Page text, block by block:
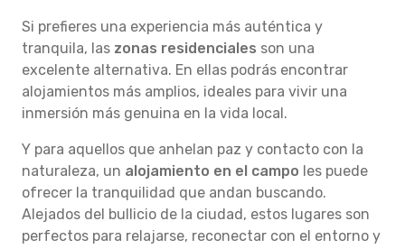
Si prefieres una experiencia más auténtica y
tranquila, las zonas residenciales son una
excelente alternativa. En ellas podrás encontrar
alojamientos más amplios, ideales para vivir una
inmersión más genuina en la vida local.
Y para aquellos que anhelan paz y contacto con la
naturaleza, un alojamiento en el campo les puede
ofrecer la tranquilidad que andan buscando.
Alejados del bullicio de la ciudad, estos lugares son
perfectos para relajarse, reconectar con el entorno y